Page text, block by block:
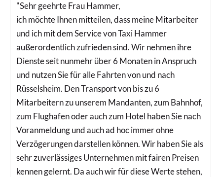
"Sehr geehrte Frau Hammer,
ich möchte Ihnen mitteilen, dass meine Mitarbeiter
und ich mit dem Service von Taxi Hammer
außerordentlich zufrieden sind. Wir nehmen ihre
Dienste seit nunmehr über 6 Monaten in Anspruch
und nutzen Sie für alle Fahrten von und nach
Rüsselsheim. Den Transport von bis zu 6
Mitarbeitern zu unserem Mandanten, zum Bahnhof,
zum Flughafen oder auch zum Hotel haben Sie nach
Voranmeldung und auch ad hoc immer ohne
Verzögerungen darstellen können. Wir haben Sie als
sehr zuverlässiges Unternehmen mit fairen Preisen
kennen gelernt. Da auch wir für diese Werte stehen,